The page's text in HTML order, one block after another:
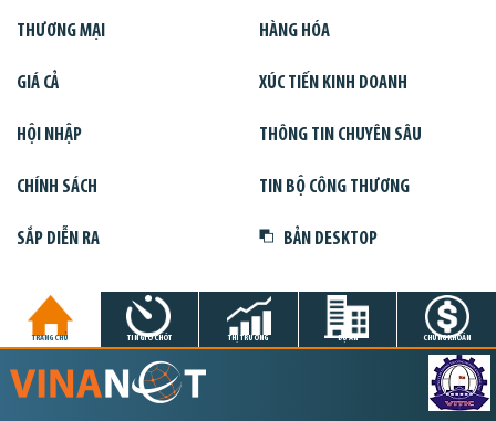
THƯƠNG MẠI HÀNG HÓA
GIÁ CẢ XÚC TIẾN KINH DOANH
HỘI NHẬP THÔNG TIN CHUYÊN SÂU
CHÍNH SÁCH TIN BỘ CÔNG THƯƠNG
SẮP DIỄN RA BẢN DESKTOP
TRANG CHỦ TIN GIỜ CHÓT THỊ TRƯỜNG DỰ ÁN CHỨNG KHOÁN